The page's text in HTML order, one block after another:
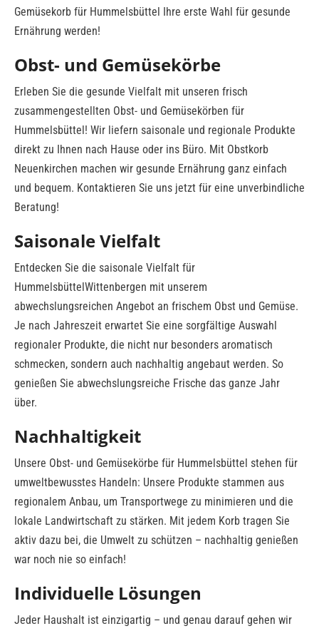
Gemüsekorb für Hummelsbüttel Ihre erste Wahl für gesunde
Ernährung werden!
Obst- und Gemüsekörbe
Erleben Sie die gesunde Vielfalt mit unseren frisch
zusammengestellten Obst- und Gemüsekörben für
Hummelsbüttel! Wir liefern saisonale und regionale Produkte
direkt zu Ihnen nach Hause oder ins Büro. Mit Obstkorb
Neuenkirchen machen wir gesunde Ernährung ganz einfach
und bequem. Kontaktieren Sie uns jetzt für eine unverbindliche
Beratung!
Saisonale Vielfalt
Entdecken Sie die saisonale Vielfalt für
HummelsbüttelWittenbergen mit unserem
abwechslungsreichen Angebot an frischem Obst und Gemüse.
Je nach Jahreszeit erwartet Sie eine sorgfältige Auswahl
regionaler Produkte, die nicht nur besonders aromatisch
schmecken, sondern auch nachhaltig angebaut werden. So
genießen Sie abwechslungsreiche Frische das ganze Jahr
über.
Nachhaltigkeit
Unsere Obst- und Gemüsekörbe für Hummelsbüttel stehen für
umweltbewusstes Handeln: Unsere Produkte stammen aus
regionalem Anbau, um Transportwege zu minimieren und die
lokale Landwirtschaft zu stärken. Mit jedem Korb tragen Sie
aktiv dazu bei, die Umwelt zu schützen – nachhaltig genießen
war noch nie so einfach!
Individuelle Lösungen
Jeder Haushalt ist einzigartig – und genau darauf gehen wir